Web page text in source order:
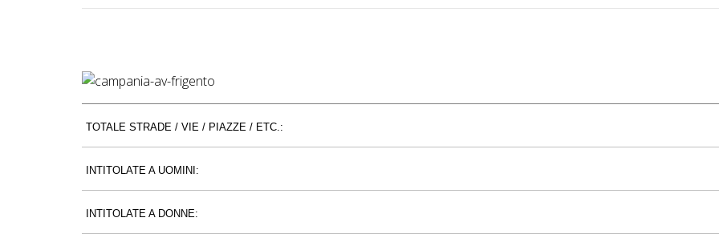
TOTALE STRADE / VIE / PIAZZE / ETC.:
INTITOLATE A UOMINI:
INTITOLATE A DONNE: